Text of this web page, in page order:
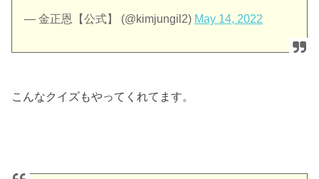
— 金正恩【公式】 (@kimjungil2) May 14, 2022
こんなクイズもやってくれてます。